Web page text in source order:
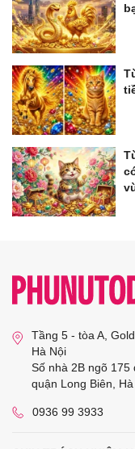
Tầng 5 - tòa A,
Hà Nội
Số nhà 2B ngõ 175
quận Long Biên,
0936 99 3933